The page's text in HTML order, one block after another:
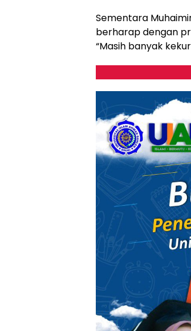
Sementara
berharap dengan
“Masih banyak